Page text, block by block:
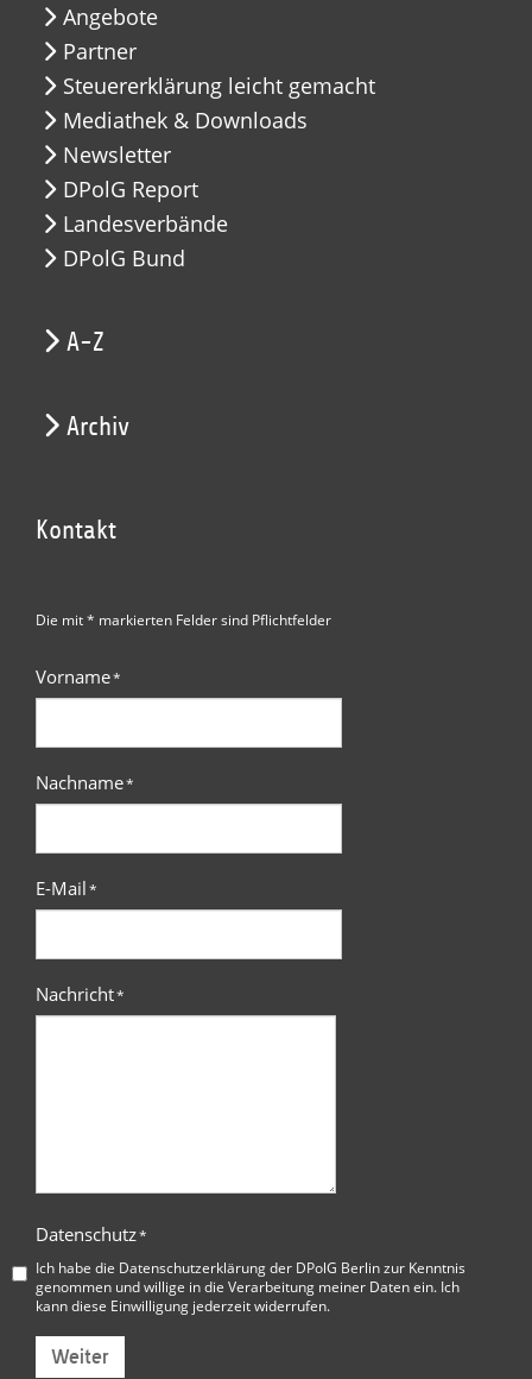
Angebote
Partner
Steuererklärung leicht gemacht
Mediathek & Downloads
Newsletter
DPolG Report
Landesverbände
DPolG Bund
A-Z
Archiv
Kontakt
Die mit * markierten Felder sind Pflichtfelder
Vorname*
Nachname*
E-Mail*
Nachricht*
Datenschutz*
Ich habe die Datenschutzerklärung der DPolG Berlinzur Kenntnis
genommen und willige in die Verarbeitung meiner Daten ein. Ich
kann diese Einwilligung jederzeit widerrufen.
Weiter